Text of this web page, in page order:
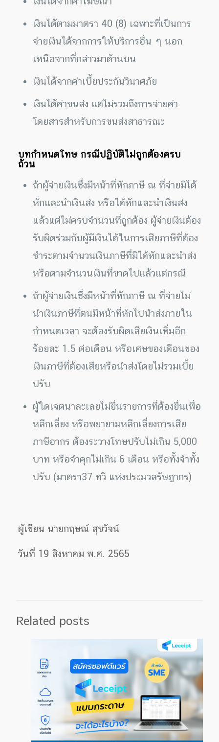
เงินได้ตามมาตรา 40 (8) เฉพาะที่เป็นการ
จ่ายเงินได้จากการให้บริการอื่น ๆ นอก
เหนือจากที่กล่าวมาด้านบน
เงินได้จากค่าเบี้ยประกันวินาศภัย
เงินได้ค่าขนส่ง แต่ไม่รวมถึงการจ่ายค่า
โดยสารสำหรับการขนส่งสาธารณะ
บทกำหนดโทษ กรณีปฏิบัติไม่ถูกต้องครบ
ถ้วน
ถ้าผู้จ่ายเงินซึ่งมีหน้าที่หักภาษี ณ ที่จ่ายมิได้
หักและนำเงินส่ง หรือได้หักและนำเงินส่ง
แล้วแต่ไม่ครบจำนวนที่ถูกต้อง ผู้จ่ายเงินต้อง
รับผิดร่วมกับผู้มีเงินได้ในการเสียภาษีที่ต้อง
ชำระตามจำนวนเงินภาษีที่มิได้หักและนำส่ง
หรือตามจำนวนเงินที่ขาดไปแล้วแต่กรณี
ถ้าผู้จ่ายเงินซึ่งมีหน้าที่หักภาษี ณ ที่จ่ายไม่
นำเงินภาษีที่ตนมีหน้าที่หักไปนำส่งภายใน
กำหนดเวลา จะต้องรับผิดเสียเงินเพิ่มอีก
ร้อยละ 1.5 ต่อเดือน หรือเศษของเดือนของ
เงินภาษีที่ต้องเสียหรือนำส่งโดยไม่รวมเบี้ย
ปรับ
ผู้ใดเจตนาละเลยไม่ยื่นรายการที่ต้องยื่นเพื่อ
หลีกเลี่ยง หรือพยายามหลีกเลี่ยงการเสีย
ภาษีอากร ต้องระวางโทษปรับไม่เกิน 5,000
บาท หรือจำคุกไม่เกิน 6 เดือน หรือทั้งจำทั้ง
ปรับ (มาตรา37 ทวิ แห่งประมวลรัษฎากร)
ผู้เขียน นายกฤษณ์ สุขวัจน์
วันที่ 19 สิงหาคม พ.ศ. 2565
Related posts